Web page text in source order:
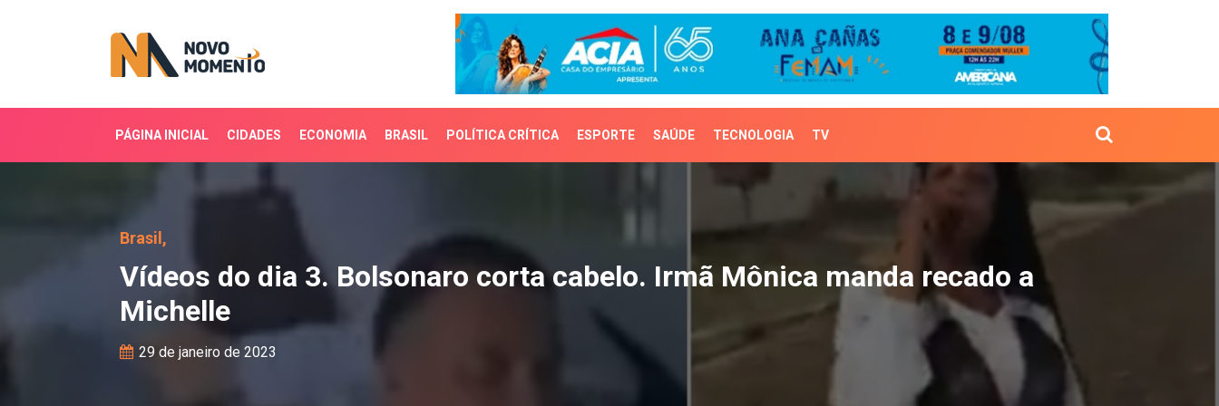
PÁGINA INICIAL CIDADES ECONOMIA BRASIL POLÍTICA CRÍTICA ESPORTE SAÚDE TECNOLOGIA TV
Vídeos do dia 3. Bolsonaro corta cabelo. Irmã Mônica manda recado a
Brasil,
Vídeos do dia 3. Bolsonaro corta cabelo. Irmã Mônica manda recado a
Michelle
29 de janeiro de 2023